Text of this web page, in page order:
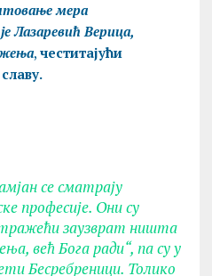
мера
Лазаревић Верица,
, честитајући
се сматрају
професије. Они су
заузврат ништа
већ Бога ради“, па су у
Бесребреници. Толико